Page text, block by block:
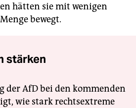
hätten sie mit wenigen
bewegt.
stärken
der AfD bei den kommenden
wie stark rechtsextreme